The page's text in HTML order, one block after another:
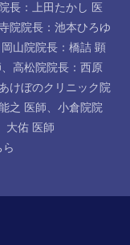
長：上田たかし 医
院院長：池本ひろゆ
岡山院院長：橋詰 顕
、 高松院院長：西原
あけぼのクリニック院
之 医師、 小倉院院
大佑 医師
ら